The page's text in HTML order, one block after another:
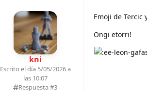
kni
Escrito el día 5/05/2026 a
las 10:07
Respuesta #3
Emoji de Tercic
Ongi etorri!